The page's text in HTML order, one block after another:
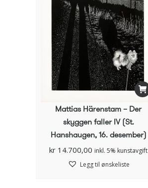
Mattias Härenstam – Der
skyggen faller IV (St.
Hanshaugen, 16. desember)
kr 14.700,00 inkl. 5% kunstavgift
Legg til ønskeliste